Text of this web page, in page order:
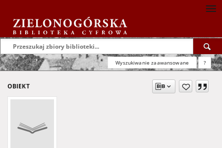
Wyszukiwanie zaawansowane ?
OBIEKT